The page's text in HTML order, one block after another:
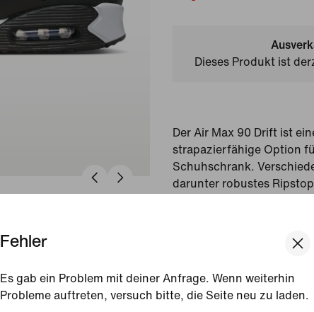
Fehler
Es gab ein Problem mit deiner Anfrage. Wenn weiterhin
Probleme auftreten, versuch bitte, die Seite neu zu laden.
Dieses Produkt ist
Der Air Max 90 Drift ist
strapazierfähige Option
Schuhschrank.
darunter robustes
Kombination mit
vielschichtigen Look. Die
die Außensohle mit
Tragekomfort auf der
Gezeigte Farbe:
Grey/Thunder Blue/